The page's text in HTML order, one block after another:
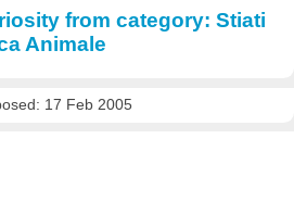
from category: Stiati
Animale
17 Feb 2005